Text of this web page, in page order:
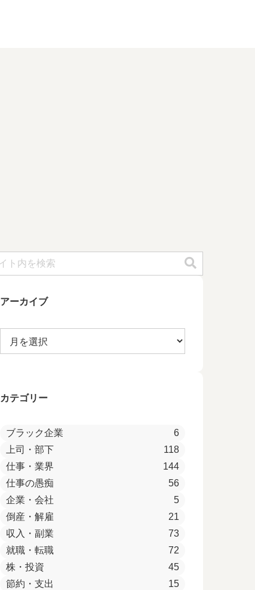
アーカイブ
カテゴリー
ブラック企業
6
上司・部下
118
仕事・業界
144
仕事の愚痴
56
企業・会社
5
倒産・解雇
21
収入・副業
73
就職・転職
72
株・投資
45
節約・支出
15